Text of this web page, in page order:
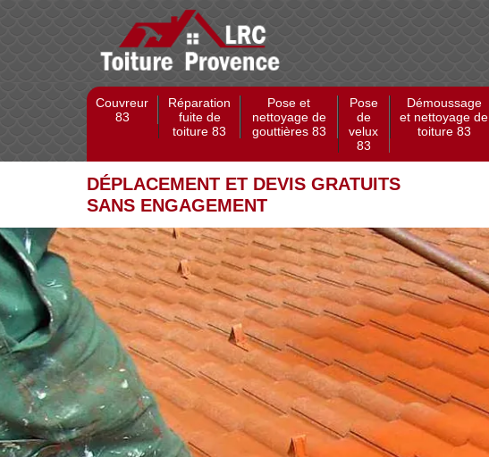
Couvreur
83
Réparation
fuite de
toiture 83
Pose et
nettoyage de
gouttières 83
Pose
de
velux
83
Démoussage
et nettoyage de
toiture 83
DÉPLACEMENT ET DEVIS GRATUITS
SANS ENGAGEMENT